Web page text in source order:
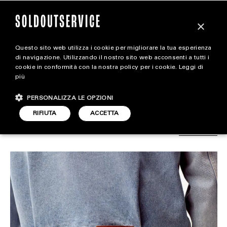
magazine
STYLE
FOOTWEAR
Dior lancia la sua prima
collezione denim
STYLE
28 SETTEMBRE 2023
×
Questo sito web utilizza i cookie per migliorare la tua esperienza
di navigazione. Utilizzando il nostro sito web acconsenti a tutti i
cookie in conformità con la nostra policy per i cookie. Leggi di
più
ACCETTA
RIFIUTA
PERSONALIZZA LE OPZIONI